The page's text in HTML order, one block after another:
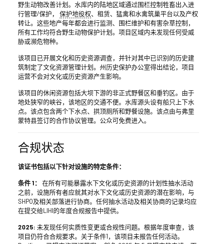
野生动物改善计划。水库内的陆地区域通过围栏控制牲畜出入进
行管理/保护， 保护地役权、租赁、猛禽和水禽筑巢平台以及产权
转让。这些地产每年都会进行监测、围栏维护和有害杂草控制，
所有工作均符合野生动物保护计划。项目区域内未发现任何受威
胁或濒危物种。
该项目已开展文化和历史资源调查，并针对其中已识别的历史建
筑制定了文化资源管理计划。州历史保护办公室得出结论，项目
运营不会对文化或历史资源产生影响。
该项目的休闲资源包括大坝下游的非正式野餐区和垂钓区。由于
地处狭窄的峡谷，该地区的交通不便。水库源头设有船只上下水
点。该点包含两个下水点、拱顶厕所和野餐设施。该点由与弗里
蒙特县签订的合作协议管理。公众可免费进入。
合规状态
该证书包括以下针对设施的特定条件：
条件 1：
在所有可能暴露水下文化或历史资源的计划性抽水活动
之前，设施所有者应就其对水下文化或历史资源的潜在影响，与
SHPO及相关部落进行协商。任何抽水活动及相关协商的记录均应
在提交给LIHI的年度合规报告中提供。
2025: 未发现任何实质性变更或合规性问题。根据年度审查，该
项目仍符合合规要求。关于条件1，该项目未报告任何活动。